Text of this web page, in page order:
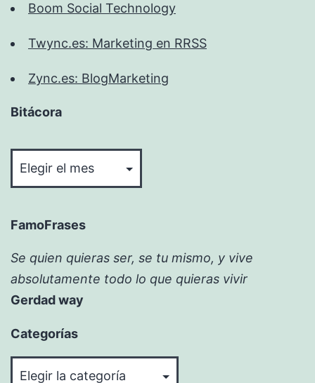
Boom Social Technology
Twync.es: Marketing en RRSS
Zync.es: BlogMarketing
Bitácora
FamoFrases
Se quien quieras ser, se tu mismo, y vive
absolutamente todo lo que quieras vivir
Gerdad way
Categorías